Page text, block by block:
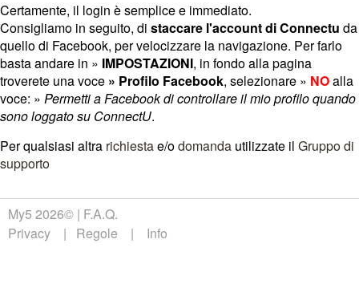
Certamente, il login è semplice e immediato.
Consigliamo in seguito, di staccare l'account di Connectu da
quello di Facebook, per velocizzare la navigazione. Per farlo
basta andare in » IMPOSTAZIONI, in fondo alla pagina
troverete una voce » Profilo Facebook, selezionare » NOalla
voce: » Permetti a Facebook di controllare il mio profilo quando
sono loggato su ConnectU.
Per qualsiasi altra richiestae/odomanda utilizzate il Gruppo di
supporto
My5 2026© F.A.Q.
Privacy
Regole Info